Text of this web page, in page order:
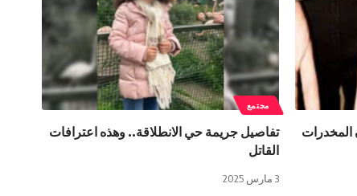
مجتمع
تفاصيل جريمة حي الانطلاقة.. وهذه اعترافات
القاتل
3 مارس 2025